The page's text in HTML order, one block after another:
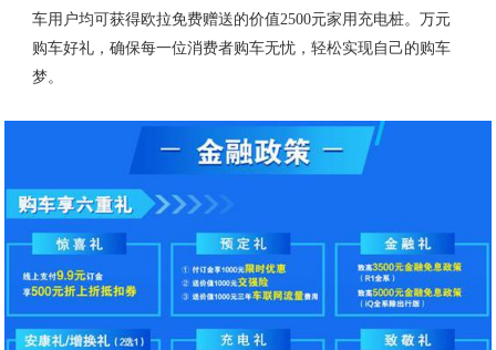
车用户均可获得欧拉免费赠送的价值2500元家用充电桩。万元
购车好礼，确保每一位消费者购车无忧，轻松实现自己的购车
梦。